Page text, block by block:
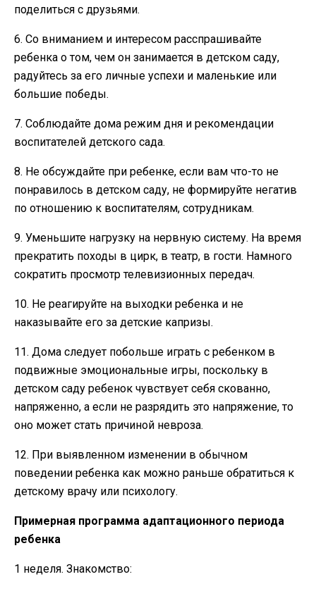
поделиться с друзьями.
6. Со вниманием и интересом расспрашивайте
ребенка о том, чем он занимается в детском саду,
радуйтесь за его личные успехи и маленькие или
большие победы.
7. Соблюдайте дома режим дня и рекомендации
воспитателей детского сада.
8. Не обсуждайте при ребенке, если вам что-то не
понравилось в детском саду, не формируйте негатив
по отношению к воспитателям, сотрудникам.
9. Уменьшите нагрузку на нервную систему. На время
прекратить походы в цирк, в театр, в гости. Намного
сократить просмотр телевизионных передач.
10. Не реагируйте на выходки ребенка и не
наказывайте его за детские капризы.
11. Дома следует побольше играть с ребенком в
подвижные эмоциональные игры, поскольку в
детском саду ребенок чувствует себя скованно,
напряженно, а если не разрядить это напряжение, то
оно может стать причиной невроза.
12. При выявленном изменении в обычном
поведении ребенка как можно раньше обратиться к
детскому врачу или психологу.
Примерная программа адаптационного периода
ребенка
1 неделя. Знакомство: